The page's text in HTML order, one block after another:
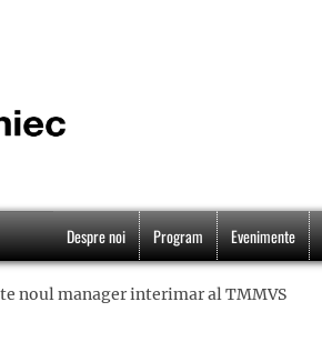
Despre noi Program Evenimente
noul manager interimar al TMMVS